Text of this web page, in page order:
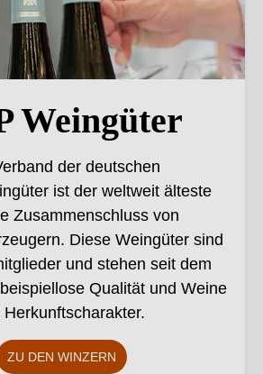
Weingüter
der deutschen
ist der weltweit älteste
Zusammenschluss von
Diese Weingüter sind
und stehen seit dem
Qualität und Weine
Herkunftscharakter.
ZU DEN WINZERN